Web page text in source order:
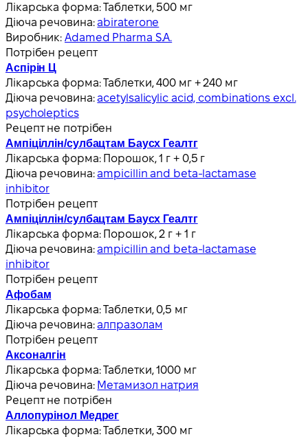
Лікарська форма:Таблетки, 500 мг
Діюча речовина:abiraterone
Виробник:Adamed Pharma S.A.
Потрібен рецепт
Аспірін Ц
Лікарська форма:Таблетки, 400 мг + 240 мг
Діюча речовина:acetylsalicylic acid, combinations excl.
psycholeptics
Рецепт не потрібен
Ампіціллін/сулбацтам Баусх Геалтг
Лікарська форма: Порошок, 1 г + 0,5 г
Діюча речовина:ampicillin and beta-lactamase
inhibitor
Потрібен рецепт
Ампіціллін/сулбацтам Баусх Геалтг
Лікарська форма: Порошок, 2 г + 1 г
Діюча речовина:ampicillin and beta-lactamase
inhibitor
Потрібен рецепт
Афобам
Лікарська форма:Таблетки, 0,5 мг
Діюча речовина:алпразолам
Потрібен рецепт
Аксоналгін
Лікарська форма:Таблетки, 1000 мг
Діюча речовина: Метамизол натрия
Рецепт не потрібен
Аллопурінол Медрег
Лікарська форма:Таблетки, 300 мг